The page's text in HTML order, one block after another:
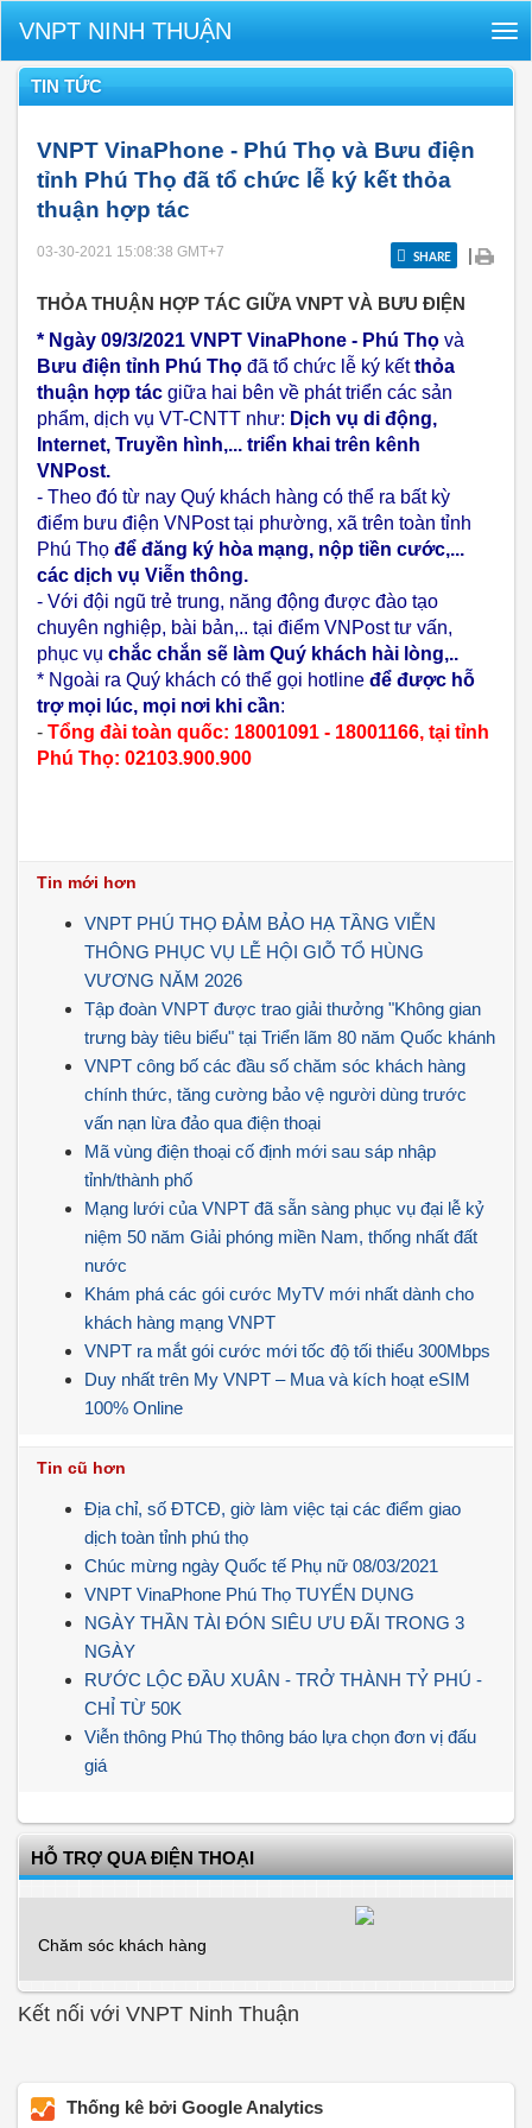
VNPT NINH THUẬN
TIN TỨC
VNPT VinaPhone - Phú Thọ và Bưu điện
tỉnh Phú Thọ đã tổ chức lễ ký kết thỏa
thuận hợp tác
03-30-2021 15:08:38 GMT+7 SHARE |
THỎA THUẬN HỢP TÁC GIỮA VNPT VÀ BƯU ĐIỆN
* Ngày 09/3/2021 VNPT VinaPhone - Phú Thọ và
Bưu điện tỉnh Phú Thọ đã tổ chức lễ ký kếtthỏa
thuận hợp tác giữa hai bên về phát triển các sản
phẩm, dịch vụ VT-CNTT như: Dịch vụ di động,
Internet, Truyền hình,... triển khai trên kênh
VNPost.
- Theo đó từ nay Quý khách hàng có thể ra bất kỳ
điểm bưu điện VNPost tại phường, xã trên toàn tỉnh
Phú Thọ để đăng ký hòa mạng, nộp tiền cước,...
các dịch vụ Viễn thông.
- Với đội ngũ trẻ trung, năng động được đào tạo
chuyên nghiệp, bài bản,.. tại điểm VNPost tư vấn,
phục vụ chắc chắn sẽ làm Quý khách hài lòng,..
* Ngoài ra Quý khách có thể gọi hotline để được hỗ
trợ mọi lúc, mọi nơi khi cần:
- Tổng đài toàn quốc: 18001091 - 18001166, tại tỉnh
Phú Thọ: 02103.900.900
Tin mới hơn
VNPT PHÚ THỌ ĐẢM BẢO HẠ TẦNG VIỄN
THÔNG PHỤC VỤ LỄ HỘI GIỖ TỔ HÙNG
VƯƠNG NĂM 2026
Tập đoàn VNPT được trao giải thưởng "Không gian
trưng bày tiêu biểu" tại Triển lãm 80 năm Quốc khánh
VNPT công bố các đầu số chăm sóc khách hàng
chính thức, tăng cường bảo vệ người dùng trước
vấn nạn lừa đảo qua điện thoại
Mã vùng điện thoại cố định mới sau sáp nhập
tỉnh/thành phố
Mạng lưới của VNPT đã sẵn sàng phục vụ đại lễ kỷ
niệm 50 năm Giải phóng miền Nam, thống nhất đất
nước
Khám phá các gói cước MyTV mới nhất dành cho
khách hàng mạng VNPT
VNPT ra mắt gói cước mới tốc độ tối thiểu 300Mbps
Duy nhất trên My VNPT – Mua và kích hoạt eSIM
100% Online
Tin cũ hơn
Địa chỉ, số ĐTCĐ, giờ làm việc tại các điểm giao
dịch toàn tỉnh phú thọ
Chúc mừng ngày Quốc tế Phụ nữ 08/03/2021
VNPT VinaPhone Phú Thọ TUYỂN DỤNG
NGÀY THẦN TÀI ĐÓN SIÊU ƯU ĐÃI TRONG 3
NGÀY
RƯỚC LỘC ĐẦU XUÂN - TRỞ THÀNH TỶ PHÚ -
CHỈ TỪ 50K
Viễn thông Phú Thọ thông báo lựa chọn đơn vị đấu
giá
HỖ TRỢ QUA ĐIỆN THOẠI
Chăm sóc khách hàng
Kết nối với VNPT Ninh Thuận
Thống kê bởi Google Analytics